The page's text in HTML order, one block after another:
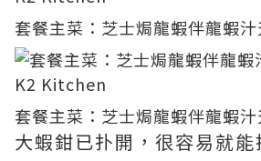
套餐主菜：芝士焗龍蝦伴龍蝦
套餐主菜：芝士焗龍蝦伴龍蝦
大蝦鉗已扑開，很容易就能